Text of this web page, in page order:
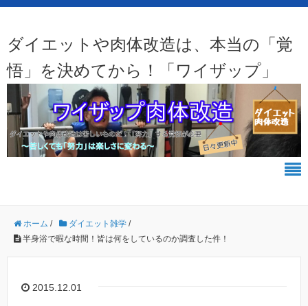
ダイエットや肉体改造は、本当の「覚
悟」を決めてから！「ワイザップ」
ホーム / ダイエット雑学 /
半身浴で暇な時間！皆は何をしているのか調査した件！
2015.12.01